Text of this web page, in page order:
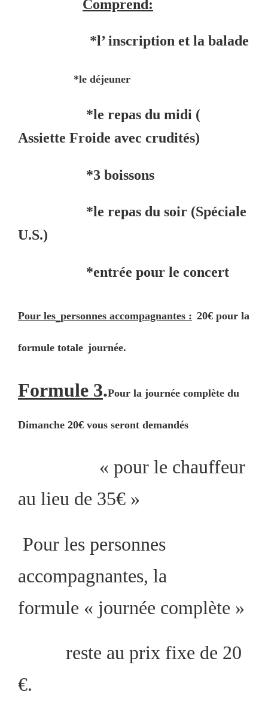
Comprend:
*l’ inscription et la balade
*le déjeuner
*le repas du midi (
Assiette Froide avec crudités)
*3 boissons
*le repas du soir (Spéciale
U.S.)
*entrée pour le concert
Pour les personnes accompagnantes : 20€ pour la
formule totale journée.
Formule 3.Pour la journée complète du
Dimanche 20€ vous seront demandés
« pour le chauffeur
au lieu de 35€ »
Pour les personnes
accompagnantes, la
formule « journée complète »
reste au prix fixe de 20
€.